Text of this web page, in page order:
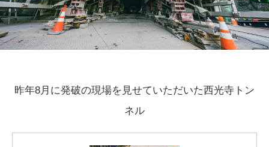
昨年8月に発破の現場を見せていただいた西光寺トン
ネル